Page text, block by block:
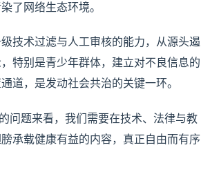
了网络生态环境。
技术过滤与人工审核的能力，从源头遏
特别是青少年群体，建立对不良信息的
道，是发动社会共治的关键一环。
问题来看，我们需要在技术、法律与教
承载健康有益的内容，真正自由而有序